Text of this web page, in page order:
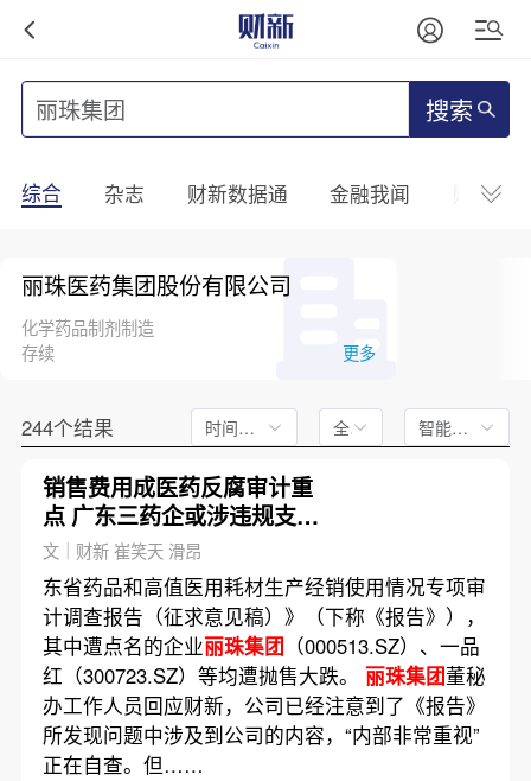
搜索
综合 杂志 财新数据通 金融我闻 财新
丽珠医药集团股份有限公司
化学药品制剂制造
存续
更多
244个结果 时间不限 全文 智能排序
销售费用成医药反腐审计重
点 广东三药企或涉违规支付
数十亿相关开支
文｜财新 崔笑天 滑昂
东省药品和高值医用耗材生产经销使用情况专项审
计调查报告（征求意见稿）》（下称《报告》），
其中遭点名的企业丽珠集团 （000513.SZ）、一品
红（300723.SZ）等均遭抛售大跌。 丽珠集团董秘
办工作人员回应财新，公司已经注意到了《报告》
所发现问题中涉及到公司的内容，“内部非常重视”
正在自查。但……